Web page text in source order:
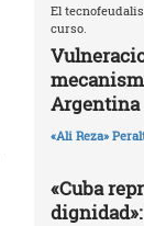
El
curso.
Argentina
«Ali Reza»
«Cuba